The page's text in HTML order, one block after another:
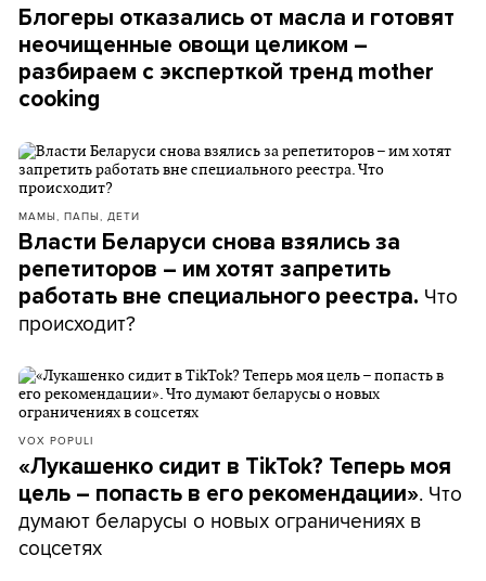
Блогеры отказались от масла и готовят
неочищенные овощи целиком –
разбираем с эксперткой тренд mother
cooking
МАМЫ, ПАПЫ, ДЕТИ
Власти Беларуси снова взялись за
репетиторов – им хотят запретить
работать вне специального реестра. Что
происходит?
VOX POPULI
«Лукашенко сидит в TikTok? Теперь моя
цель – попасть в его рекомендации». Что
думают беларусы о новых ограничениях в
соцсетях